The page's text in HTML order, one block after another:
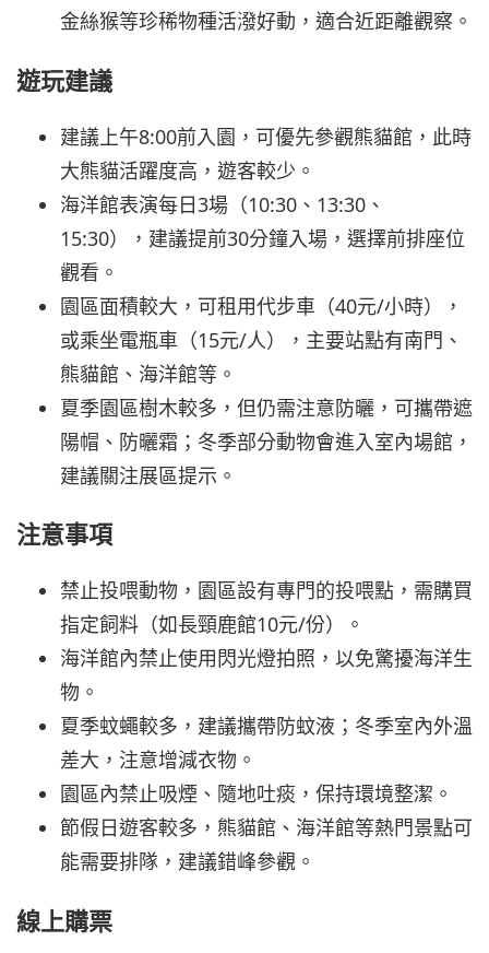
金絲猴等珍稀物種活潑好動，適合近距離觀察。
遊玩建議
建議上午8:00前入園，可優先參觀熊貓館，此時
大熊貓活躍度高，遊客較少。
海洋館表演每日3場（10:30、13:30、
15:30），建議提前30分鐘入場，選擇前排座位
觀看。
園區面積較大，可租用代步車（40元/小時），
或乘坐電瓶車（15元/人），主要站點有南門、
熊貓館、海洋館等。
夏季園區樹木較多，但仍需注意防曬，可攜帶遮
陽帽、防曬霜；冬季部分動物會進入室內場館，
建議關注展區提示。
注意事項
禁止投喂動物，園區設有專門的投喂點，需購買
指定飼料（如長頸鹿館10元/份）。
海洋館內禁止使用閃光燈拍照，以免驚擾海洋生
物。
夏季蚊蠅較多，建議攜帶防蚊液；冬季室內外溫
差大，注意增減衣物。
園區內禁止吸煙、隨地吐痰，保持環境整潔。
節假日遊客較多，熊貓館、海洋館等熱門景點可
能需要排隊，建議錯峰參觀。
線上購票